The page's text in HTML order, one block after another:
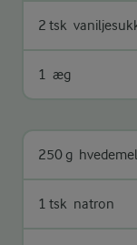
2 tsk
1 æg
250 g
1 tsk natron